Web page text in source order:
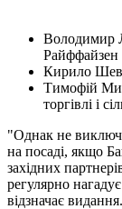
Володимир
Райффайзен
Кирило
Тимофій
торгівлі і
"Однак не
на посаді, якщо
західних
регулярно
відзначає видання.